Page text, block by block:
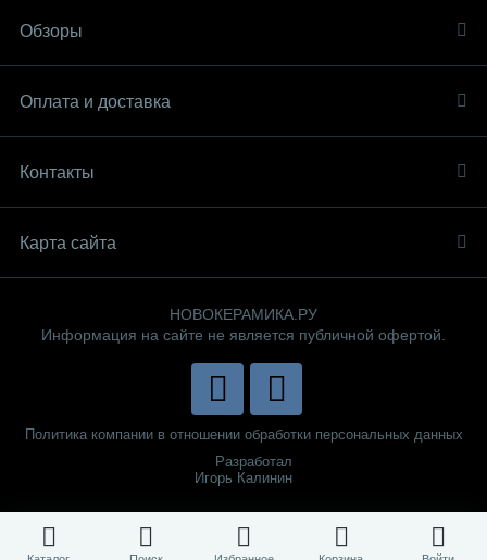
Обзоры
Оплата и доставка
Контакты
Карта сайта
НОВОКЕРАМИКА.РУ
Информация на сайте не является публичной офертой.
Политика компании в отношении обработки персональных данных
Разработал
Игорь Калинин